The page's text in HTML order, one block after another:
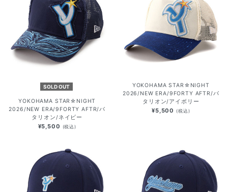
SOLD OUT
YOKOHAMA STAR☆NIGHT
2026/NEW ERA/9FORTY AFTR/バ
タリオン/ネイビー
¥5,500 (税込)
YOKOHAMA STAR☆NIGHT
2026/NEW ERA/9FORTY AFTR/バ
タリオン/アイボリー
¥5,500 (税込)